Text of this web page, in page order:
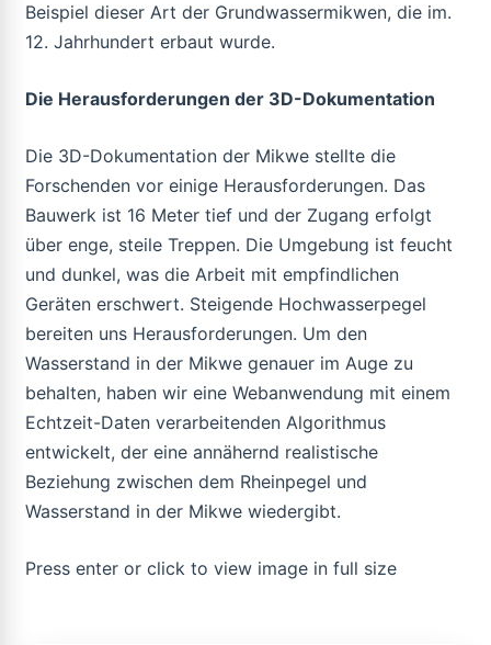
Beispiel dieser Art der Grundwassermikwen, die im.
12. Jahrhundert erbaut wurde.
Die Herausforderungen der 3D-Dokumentation
Die 3D-Dokumentation der Mikwe stellte die
Forschenden vor einige Herausforderungen. Das
Bauwerk ist 16 Meter tief und der Zugang erfolgt
über enge, steile Treppen. Die Umgebung ist feucht
und dunkel, was die Arbeit mit empfindlichen
Geräten erschwert. Steigende Hochwasserpegel
bereiten uns Herausforderungen. Um den
Wasserstand in der Mikwe genauer im Auge zu
behalten, haben wir eine Webanwendung mit einem
Echtzeit-Daten verarbeitenden Algorithmus
entwickelt, der eine annähernd realistische
Beziehung zwischen dem Rheinpegel und
Wasserstand in der Mikwe wiedergibt.
Press enter or click to view image in full size